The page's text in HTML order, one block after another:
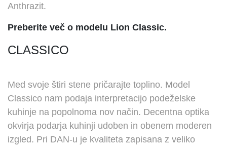
Anthrazit.
Preberite več o modelu Lion Classic.
CLASSICO
Med svoje štiri stene pričarajte toplino. Model
Classico nam podaja interpretacijo podeželske
kuhinje na popolnoma nov način. Decentna optika
okvirja podarja kuhinji udoben in obenem moderen
izgled. Pri DAN-u je kvaliteta zapisana z veliko